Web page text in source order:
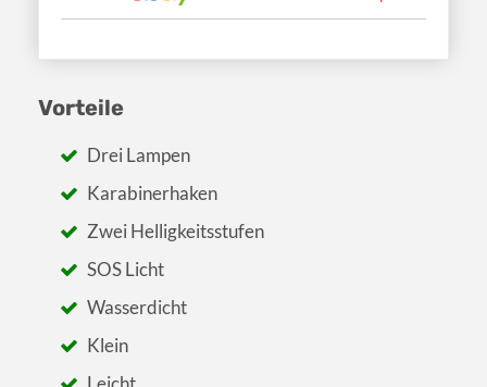
Vorteile
Drei Lampen
Karabinerhaken
Zwei Helligkeitsstufen
SOS Licht
Wasserdicht
Klein